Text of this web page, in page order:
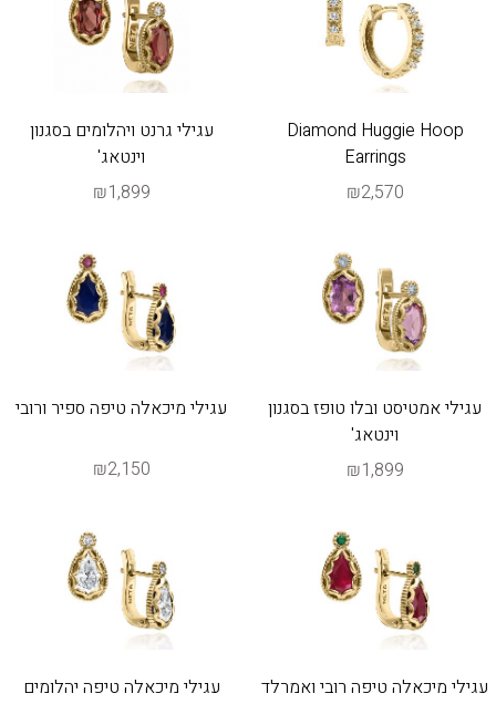
Diamond Huggie Hoop
Earrings
₪2,570
עגילי גרנט ויהלומים בסגנון
וינטאג'
₪1,899
עגילי אמטיסט ובלו טופז בסגנון
וינטאג'
₪1,899
עגילי מיכאלה טיפה ספיר ורובי
₪2,150
עגילי מיכאלה טיפה רובי ואמרלד עגילי מיכאלה טיפה יהלומים